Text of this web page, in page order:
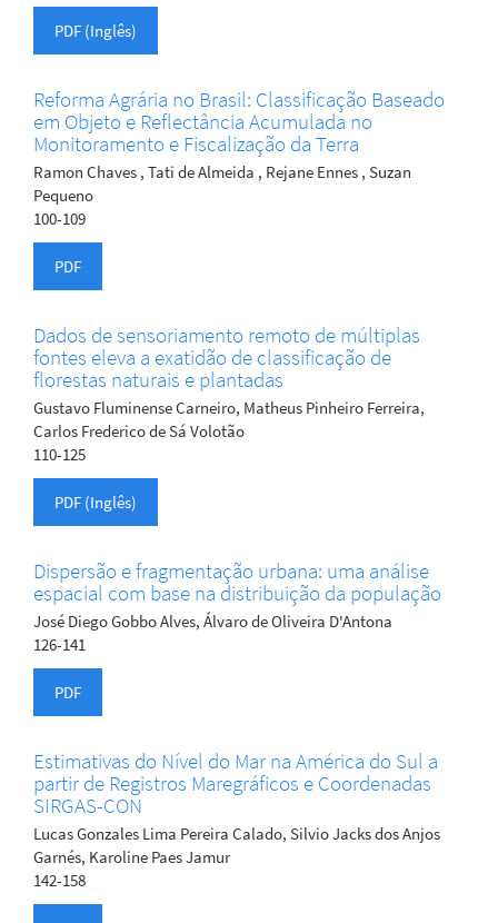
PDF (Inglês)
Reforma Agrária no Brasil: Classificação Baseado
em Objeto e Reflectância Acumulada no
Monitoramento e Fiscalização da Terra
Ramon Chaves , Tati de Almeida , Rejane Ennes , Suzan
Pequeno
100-109
PDF
Dados de sensoriamento remoto de múltiplas
fontes eleva a exatidão de classificação de
florestas naturais e plantadas
Gustavo Fluminense Carneiro, Matheus Pinheiro Ferreira,
Carlos Frederico de Sá Volotão
110-125
PDF (Inglês)
Dispersão e fragmentação urbana: uma análise
espacial com base na distribuição da população
José Diego Gobbo Alves, Álvaro de Oliveira D'Antona
126-141
PDF
Estimativas do Nível do Mar na América do Sul a
partir de Registros Maregráficos e Coordenadas
SIRGAS-CON
Lucas Gonzales Lima Pereira Calado, Silvio Jacks dos Anjos
Garnés, Karoline Paes Jamur
142-158